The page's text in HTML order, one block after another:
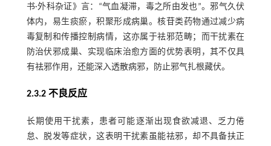
书·外科杂证》言：“气血凝滞，毒之所由发也”。邪气久伏
体内，易生痰瘀，积聚形成病巢。核苷类药物通过减少病
毒复制和传播控制病情，这亦属于祛邪范畴；而干扰素在
防治伏邪成巢、实现临床治愈方面的优势表明，其不仅具
有祛邪作用，还能深入透散病邪，防止邪气扎根藏伏。
2.3.2 不良反应
长期使用干扰素，患者可能逐渐出现食欲减退、乏力倦
怠、脱发等症状，这表明干扰素虽能祛邪，却不具备扶正